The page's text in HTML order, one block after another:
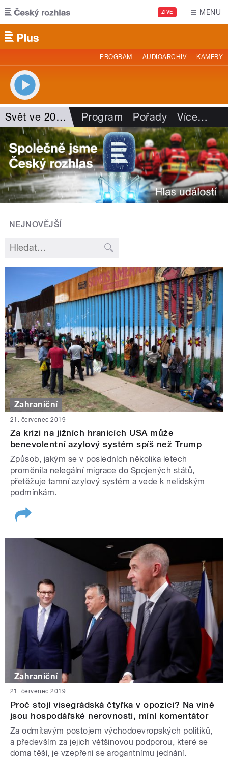
Přejít k hlavnímu obsahu
ŽIVĚ MENU
PROGRAM AUDIOARCHIV KAMERY
Svět ve 20 minutách Program Pořady Více…
NEJNOVĚJŠÍ
Zahraniční
21. červenec 2019
Za krizi na jižních hranicích USA může
benevolentní azylový systém spíš než Trump
Způsob, jakým se v posledních několika letech
proměnila nelegální migrace do Spojených států,
přetěžuje tamní azylový systém a vede k nelidským
podmínkám.
Zahraniční
21. červenec 2019
Proč stojí visegrádská čtyřka v opozici? Na vině
jsou hospodářské nerovnosti, míní komentátor
Za odmítavým postojem východoevropských politiků,
a především za jejich většinovou podporou, které se
doma těší, je vzepření se arogantnímu jednání.